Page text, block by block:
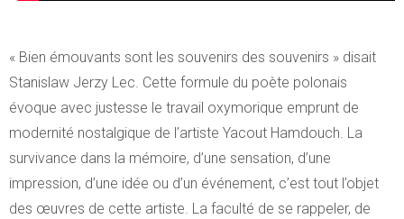
« Bien émouvants sont les souvenirs des souvenirs » disait
Stanislaw Jerzy Lec. Cette formule du poète polonais
évoque avec justesse le travail oxymorique emprunt de
modernité nostalgique de l’artiste Yacout Hamdouch. La
survivance dans la mémoire, d’une sensation, d’une
impression, d’une idée ou d’un événement, c’est tout l’objet
des œuvres de cette artiste. La faculté de se rappeler, de